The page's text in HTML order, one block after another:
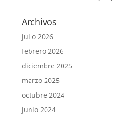
Archivos
julio 2026
febrero 2026
diciembre 2025
marzo 2025
octubre 2024
junio 2024